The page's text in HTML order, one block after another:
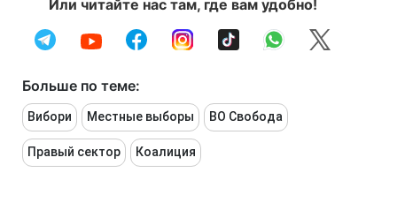
Или читайте нас там, где вам удобно!
Больше по теме:
Вибори Местные выборы ВО Свобода
Правый сектор Коалиция